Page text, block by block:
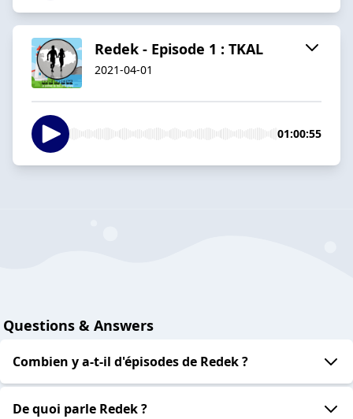
Redek - Episode 1 : TKAL
2021-04-01
01:00:55
Questions & Answers
Combien y a-t-il d'épisodes de Redek ?
De quoi parle Redek ?